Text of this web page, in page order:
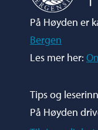
På Høyden er
Bergen
Les mer her:
Tips og
På Høyden